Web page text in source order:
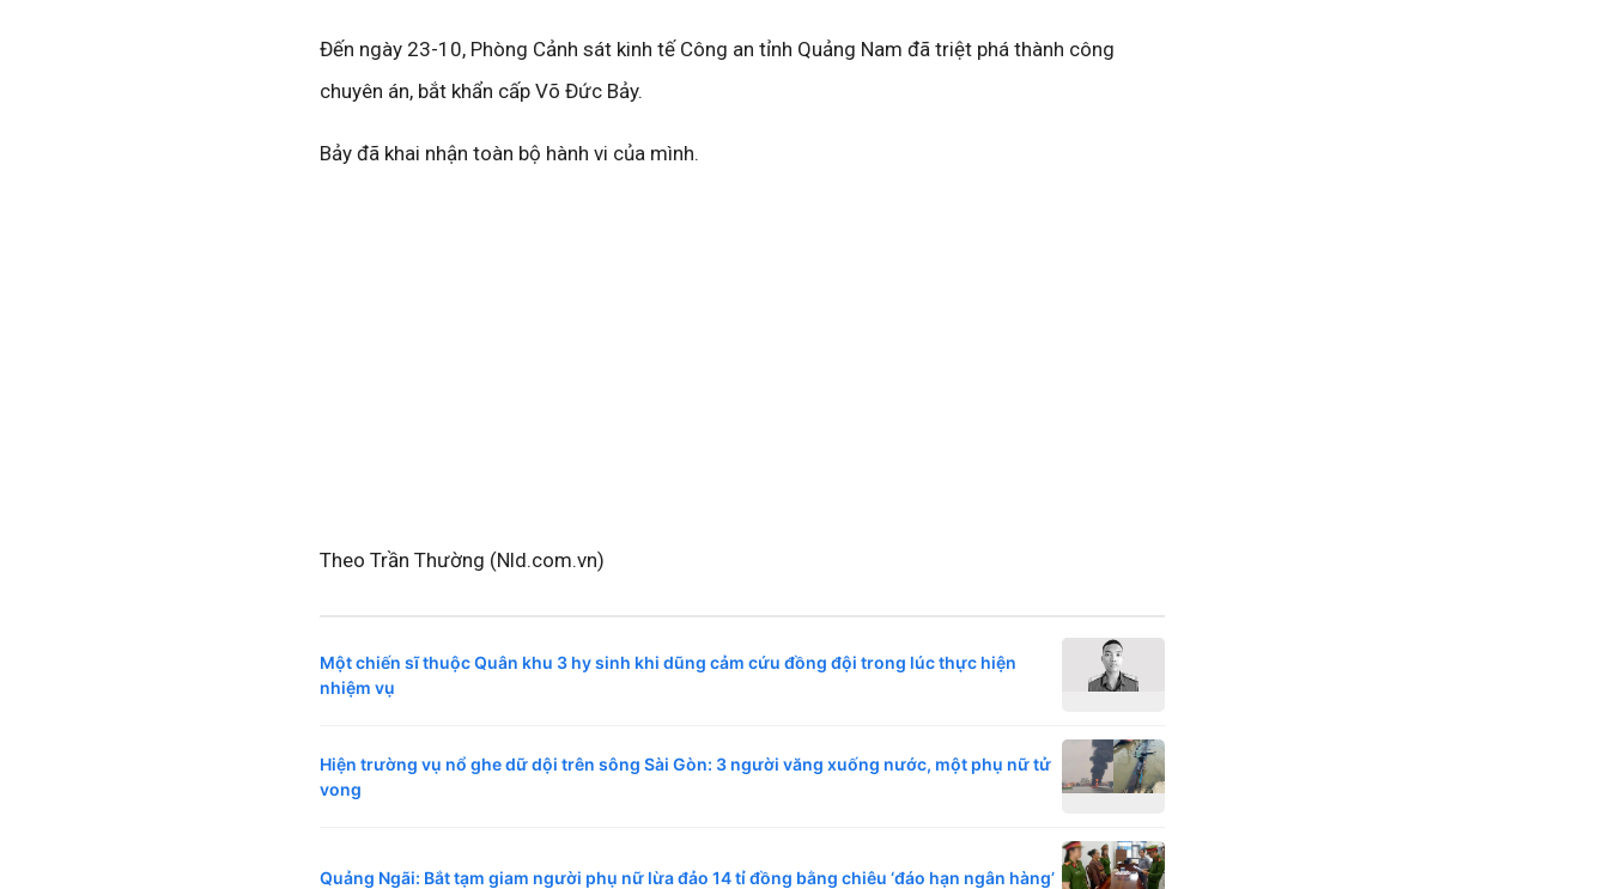
Đến ngày 23-10, Phòng Cảnh sát kinh tế Công an tỉnh Quảng Nam đã triệt phá thành công
chuyên án, bắt khẩn cấp Võ Đức Bảy.
Bảy đã khai nhận toàn bộ hành vi của mình.
Theo Trần Thường (Nld.com.vn)
Một chiến sĩ thuộc Quân khu 3 hy sinh khi dũng cảm cứu đồng đội trong lúc thực hiện
nhiệm vụ
Hiện trường vụ nổ ghe dữ dội trên sông Sài Gòn: 3 người văng xuống nước, một phụ nữ tử
vong
Quảng Ngãi: Bắt tạm giam người phụ nữ lừa đảo 14 tỉ đồng bằng chiêu ‘đáo hạn ngân hàng’